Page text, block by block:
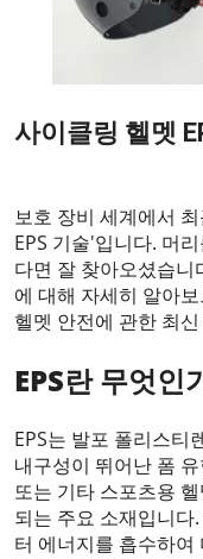
사이클링 헬멧
보호 장비 세계에서
EPS 기술'입니다. 머
다면 잘 찾아오셨습니
에 대해 자세히 알아
헬멧 안전에 관한 최
EPS란 무엇인
EPS는 발포 폴리스티
내구성이 뛰어난 폼
또는 기타 스포츠용
되는 주요 소재입니다
터 에너지를 흡수하여